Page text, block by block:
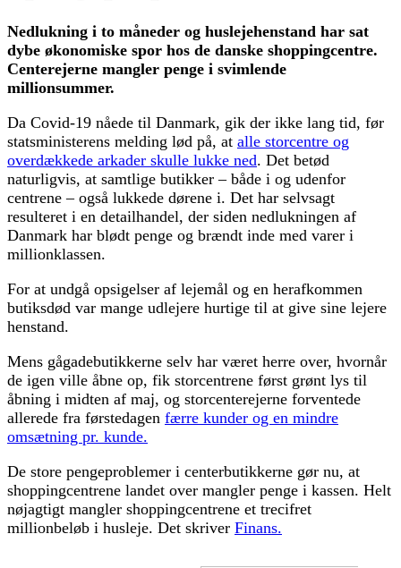
Nedlukning i to måneder og huslejehenstand har sat
dybe økonomiske spor hos de danske shoppingcentre.
Centerejerne mangler penge i svimlende
millionsummer.
Da Covid-19 nåede til Danmark, gik der ikke lang tid, før
statsministerens melding lød på, at alle storcentre og
overdækkede arkader skulle lukke ned. Det betød
naturligvis, at samtlige butikker – både i og udenfor
centrene – også lukkede dørene i. Det har selvsagt
resulteret i en detailhandel, der siden nedlukningen af
Danmark har blødt penge og brændt inde med varer i
millionklassen.
For at undgå opsigelser af lejemål og en herafkommen
butiksdød var mange udlejere hurtige til at give sine lejere
henstand.
Mens gågadebutikkerne selv har været herre over, hvornår
de igen ville åbne op, fik storcentrene først grønt lys til
åbning i midten af maj, og storcenterejerne forventede
allerede fra førstedagen færre kunder og en mindre
omsætning pr. kunde.
De store pengeproblemer i centerbutikkerne gør nu, at
shoppingcentrene landet over mangler penge i kassen. Helt
nøjagtigt mangler shoppingcentrene et trecifret
millionbeløb i husleje. Det skriver Finans.